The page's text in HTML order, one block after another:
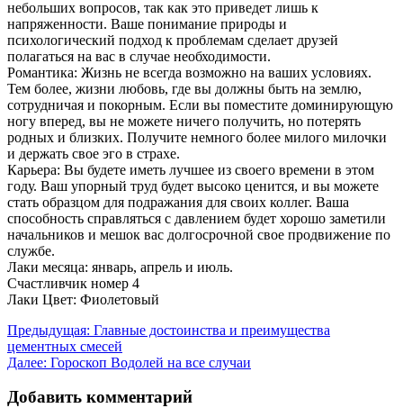
небольших вопросов, так как это приведет лишь к
напряженности. Ваше понимание природы и
психологический подход к проблемам сделает друзей
полагаться на вас в случае необходимости.
Романтика: Жизнь не всегда возможно на ваших условиях.
Тем более, жизни любовь, где вы должны быть на землю,
сотрудничая и покорным. Если вы поместите доминирующую
ногу вперед, вы не можете ничего получить, но потерять
родных и близких. Получите немного более милого милочки
и держать свое эго в страхе.
Карьера: Вы будете иметь лучшее из своего времени в этом
году. Ваш упорный труд будет высоко ценится, и вы можете
стать образцом для подражания для своих коллег. Ваша
способность справляться с давлением будет хорошо заметили
начальников и мешок вас долгосрочной свое продвижение по
службе.
Лаки месяца: январь, апрель и июль.
Счастливчик номер 4
Лаки Цвет: Фиолетовый
Навигация
по
Предыдущая: Главные достоинства и преимущества
цементных смесей
Далее: Гороскоп Водолей на все случаи
Добавить комментарий